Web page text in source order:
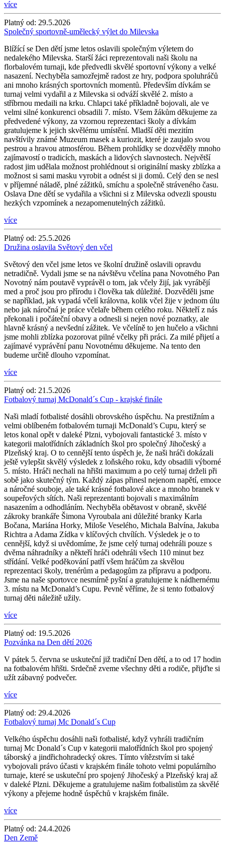
více
Platný od: 29.5.2026
Společný sportovně-umělecký výlet do Milevska
Blížící se Den dětí jsme letos oslavili společným výletem do
nedalekého Milevska. Starší žáci reprezentovali naši školu na
florbalovém turnaji, kde předvedli skvělé sportovní výkony a velké
nasazení. Nechyběla samozřejmě radost ze hry, podpora spoluhráčů
ani mnoho krásných sportovních momentů. Především dívkám se
turnaj velmi vydařil a z Milevska si odváží skvělé 2. místo a
stříbrnou medaili na krku. Chlapci také příkladně bojovali, ale ve
velmi silné konkurenci obsadili 7. místo. Všem žákům děkujeme za
předvedené výkony, za vzornou reprezentaci školy a dívkám
gratulujeme k jejich skvělému umístění. Mladší děti mezitím
navštívily známé Muzeum masek a kuriozit, které je zaujalo svou
pestrou a hravou atmosférou. Během prohlídky se dozvěděly mnoho
zajímavostí o tradicích, maskách a lidových slavnostech. Největší
radost jim udělala možnost prohlédnout si originální masky zblízka a
možnost si sami masku vyrobit a odnést si ji domů. Celý den se nesl
v příjemné náladě, plné zážitků, smíchu a společně stráveného času.
Oslava Dne dětí se vydařila a všichni si z Milevska odvezli spoustu
hezkých vzpomínek a nezapomenutelných zážitků.
více
Platný od: 25.5.2026
Družina oslavila Světový den včel
Světový den včel jsme letos ve školní družině oslavili opravdu
netradičně. Vydali jsme se na návštěvu včelína pana Novotného Pan
Novotný nám poutavě vyprávěl o tom, jak včely žijí, jak vyrábějí
med a proč jsou pro přírodu i člověka tak důležité. Dozvěděli jsme
se například, jak vypadá včelí královna, kolik včel žije v jednom úlu
nebo jak náročná je práce včelaře během celého roku. Někteří z nás
překonali i počáteční obavy a odnesli si nejen nové poznatky, ale
hlavně krásný a nevšední zážitek. Ve včelíně to jen hučelo a všichni
jsme mohli zblízka pozorovat pilné včelky při práci. Za milé přijetí a
zajímavé vyprávění panu Novotnému děkujeme. Na tento den
budeme určitě dlouho vzpomínat.
více
Platný od: 21.5.2026
Fotbalový turnaj McDonald´s Cup - krajské finále
Naši mladí fotbalisté dosáhli obrovského úspěchu. Na prestižním a
velmi oblíbeném fotbalovém turnaji McDonald’s Cupu, který se
letos konal opět v daleké Plzni, vybojovali fantastické 3. místo v
kategorii malotřídních základních škol pro společný Jihočeský a
Plzeňský kraj. O to cennější tento úspěch je, že naši hráči dokázali
ještě vylepšit skvělý výsledek z loňského roku, kdy obsadili výborné
5. místo. Hráči nechali na hřišti maximum a po celý turnaj drželi při
sobě jako skutečný tým. Každý zápas přinesl nejenom napětí, emoce
a náročné souboje, ale také krásné fotbalové akce a mnoho branek v
soupeřových sítích. Naši reprezentanti bojovali s maximálním
nasazením a odhodláním. Nechyběla obětavost v obraně, skvělé
zákroky brankáře Šimona Vyroubala ani důležité branky Karla
Bočana, Mariána Horky, Miloše Veselého, Michala Balvína, Jakuba
Richtra a Adama Zídka v klíčových chvílích. Výsledek je o to
cennější, když si uvědomíme, že jsme celý turnaj odehráli pouze s
dvěma náhradníky a někteří hráči odehráli všech 110 minut bez
střídání. Velké poděkování patří všem hráčům za skvělou
reprezentaci školy, trenérům a pedagogům za přípravu a podporu.
Jsme na naše sportovce nesmírně pyšní a gratulujeme k nádhernému
3. místu na McDonald’s Cupu. Pevně věříme, že si tento fotbalový
turnaj děti náležitě užily.
více
Platný od: 19.5.2026
Pozvánka na Den dětí 2026
V pátek 5. června se uskuteční již tradiční Den dětí, a to od 17 hodin
na fotbalovém hřišti. Srdečně zveme všechny děti a rodiče, přijďte si
užít zábavný podvečer.
více
Platný od: 29.4.2026
Fotbalový turnaj Mc Donald´s Cup
Velkého úspěchu dosáhli naši fotbalisté, když vyhráli tradičním
turnaj Mc Donald´s Cup v kategorii malotřídních škol pro spojený
táborský a jindřichohradecký okres. Tímto vítězstvím si také
vybojovali právo účasti v krajském finále tohoto velmi populárního
turnaje, které se uskuteční pro spojený Jihočeský a Plzeňský kraj až
v daleké Plzni. Děkujeme a gratulujeme našim fotbalistům za skvělé
výkony a přejeme hodně úspěchů v krajském finále.
více
Platný od: 24.4.2026
Den Země